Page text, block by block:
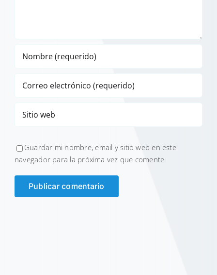
Guardar mi nombre, email y sitio web en este
navegador para la próxima vez que comente.